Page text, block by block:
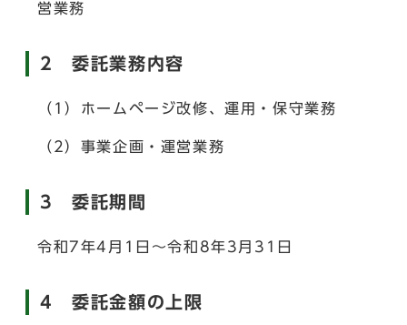
営業務
2 委託業務内容
（1）ホームページ改修、運用・保守業務
（2）事業企画・運営業務
3 委託期間
令和7年4月1日～令和8年3月31日
4 委託金額の上限